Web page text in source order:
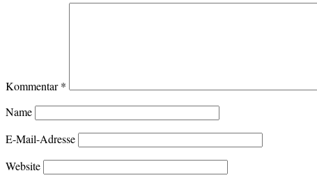
Kommentar*
Name
E-Mail-Adresse
Website